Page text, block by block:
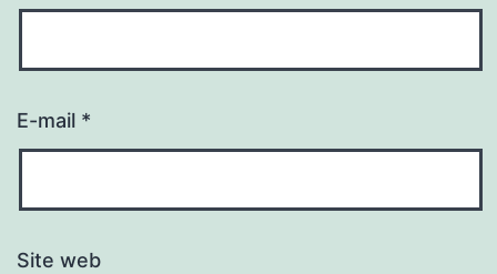
E-mail *
Site web